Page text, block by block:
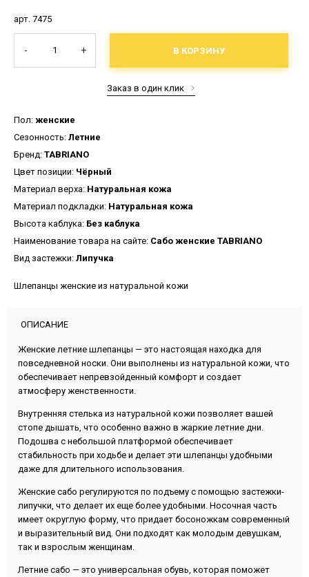
арт. 7475
- + В КОРЗИНУ
Заказ в один клик
Пол: женские
Сезонность: Летние
Бренд: TABRIANO
Цвет позиции: Чёрный
Материал верха: Натуральная кожа
Материал подкладки: Натуральная кожа
Высота каблука: Без каблука
Наименование товара на сайте: Сабо женские TABRIANO
Вид застежки: Липучка
Шлепанцы женские из натуральной кожи
ОПИСАНИЕ
Женские летние шлепанцы — это настоящая находка для
повседневной носки. Они выполнены из натуральной кожи, что
обеспечивает непревзойденный комфорт и создает
атмосферу женственности.
Внутренняя стелька из натуральной кожи позволяет вашей
стопе дышать, что особенно важно в жаркие летние дни.
Подошва с небольшой платформой обеспечивает
стабильность при ходьбе и делает эти шлепанцы удобными
даже для длительного использования.
Женские сабо регулируются по подъему с помощью застежки-
липучки, что делает их еще более удобными. Носочная часть
имеет округлую форму, что придает босоножкам современный
и выразительный вид. Они подходят как молодым девушкам,
так и взрослым женщинам.
Летние сабо — это универсальная обувь, которая поможет